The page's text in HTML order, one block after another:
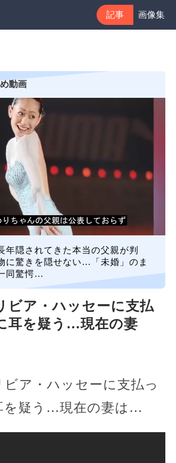
記事 画像集
動画
年隠されてきた本当の父親が判
に驚きを隠せない…「未婚」のま
同驚愕…
ビア・ハッセーに支払
耳を疑う…現在の妻
ア・ハッセーに支払っ
を疑う…現在の妻は…